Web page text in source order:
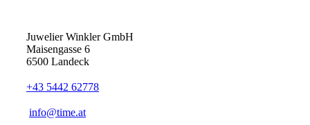
Juwelier Winkler GmbH
Maisengasse 6
6500 Landeck
+43 5442 62778
info@time.at